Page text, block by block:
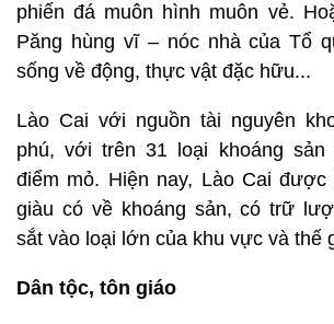
phiến đá muôn hình muôn vẻ.
Păng hùng vĩ – nóc nhà của Tổ
sống về động, thực vật đặc hữu...
Lào Cai với nguồn tài nguyên
phú, với trên 31 loại khoáng
điểm mỏ. Hiện nay, Lào Cai được
giàu có về khoáng sản, có trữ
sắt vào loại lớn của khu vực và thế
Dân tộc, tôn giáo